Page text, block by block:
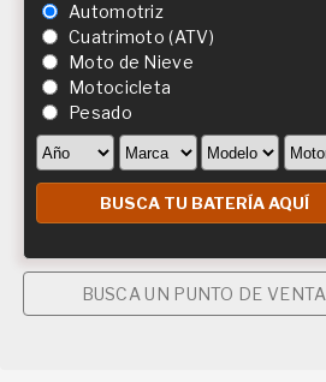
Automotriz
Cuatrimoto (ATV)
Moto de Nieve
Motocicleta
Pesado
BUSCA UN PUNTO DE VENTA